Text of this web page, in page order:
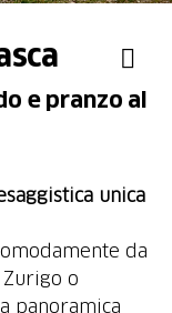
e pranzo al
unica
da
o
panoramica